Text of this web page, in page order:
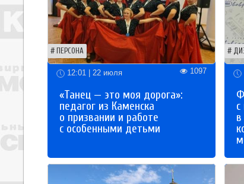
ПЕРСОНА
12:01 | 22 июля 1097
«Танец — это моя дорога»:
педагог из Каменска
о призвании и работе
с особенными детьми